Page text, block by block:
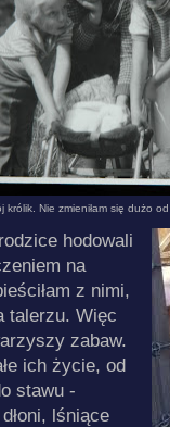
królik. Nie zmieniłam się dużo
hodowali
na
z nimi,
talerzu. Więc
zabaw.
ich życie, od
stawu -
lśniące